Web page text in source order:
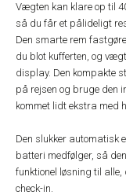
Vægten kan klare op til
så du får et pålideligt
Den smarte rem
du blot kufferten, og
display. Den kompakte
på rejsen og bruge den
kommet lidt ekstra med
Den slukker automatisk
batteri medfølger, så
funktionel løsning til
check-in.